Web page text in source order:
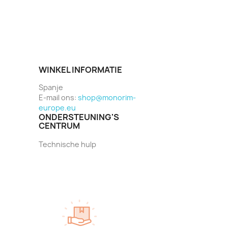
WINKEL INFORMATIE
Spanje
E-mail ons: shop@monorim-
europe.eu
ONDERSTEUNING'S
CENTRUM
Technische hulp